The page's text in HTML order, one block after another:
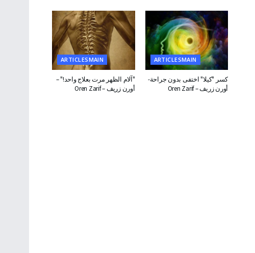
ARTICLESMAIN
كسر "كيلا" اختفى بدون جراحة-
أورن زريف – Oren Zarif
ARTICLESMAIN
"آلام الظهر مرت بعلاج واحد!" –
أورن زريف – Oren Zarif